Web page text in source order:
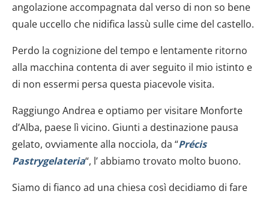
angolazione accompagnata dal verso di non so bene
quale uccello che nidifica lassù sulle cime del castello.
Perdo la cognizione del tempo e lentamente ritorno
alla macchina contenta di aver seguito il mio istinto e
di non essermi persa questa piacevole visita.
Raggiungo Andrea e optiamo per visitare Monforte
d’Alba, paese lì vicino. Giunti a destinazione pausa
gelato, ovviamente alla nocciola, da “Précis
Pastrygelateria“, l’ abbiamo trovato molto buono.
Siamo di fianco ad una chiesa così decidiamo di fare